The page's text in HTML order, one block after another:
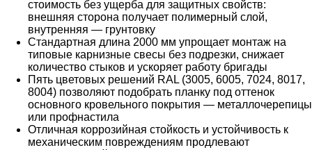
стоимость без ущерба для защитных свойств:
внешняя сторона получает полимерный слой,
внутренняя — грунтовку
Стандартная длина 2000 мм упрощает монтаж на
типовые карнизные свесы без подрезки, снижает
количество стыков и ускоряет работу бригады
Пять цветовых решений RAL (3005, 6005, 7024, 8017,
8004) позволяют подобрать планку под оттенок
основного кровельного покрытия — металлочерепицы
или профнастила
Отличная коррозийная стойкость и устойчивость к
механическим повреждениям продлевают